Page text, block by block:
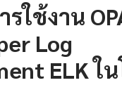
ใช้งาน
Log
ELK ใ